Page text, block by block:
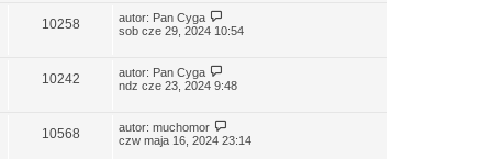
10258 autor: Pan Cyga
sob cze 29, 2024 10:54
10242 autor: Pan Cyga
ndz cze 23, 2024 9:48
10568 autor: muchomor
czw maja 16, 2024 23:14